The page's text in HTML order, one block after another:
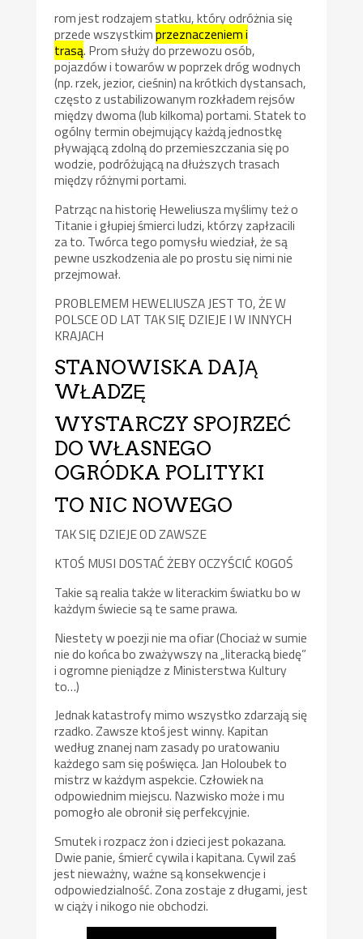
rom jest rodzajem statku, który odróżnia się
przede wszystkimprzeznaczeniem i
trasą. Prom służy do przewozu osób,
pojazdów i towarów w poprzek dróg wodnych
(np. rzek, jezior, cieśnin) na krótkich dystansach,
często z ustabilizowanym rozkładem rejsów
między dwoma (lub kilkoma) portami. Statek to
ogólny termin obejmujący każdą jednostkę
pływającą zdolną do przemieszczania się po
wodzie, podróżującą na dłuższych trasach
między różnymi portami.
Patrząc na historię Heweliusza myślimy też o
Titanie i głupiej śmierci ludzi, którzy zapłzacili
za to. Twórca tego pomysłu wiedział, że są
pewne uszkodzenia ale po prostu się nimi nie
przejmował.
PROBLEMEM HEWELIUSZA JEST TO, ŻE W
POLSCE OD LAT TAK SIĘ DZIEJE I W INNYCH
KRAJACH
STANOWISKA DAJĄ
WŁADZĘ
WYSTARCZY SPOJRZEĆ
DO WŁASNEGO
OGRÓDKA POLITYKI
TO NIC NOWEGO
TAK SIĘ DZIEJE OD ZAWSZE
KTOŚ MUSI DOSTAĆ ŻEBY OCZYŚCIĆ KOGOŚ
Takie są realia także w literackim światku bo w
każdym świecie są te same prawa.
Niestety w poezji nie ma ofiar (Chociaż w sumie
nie do końca bo zważywszy na „literacką biedę”
i ogromne pieniądze z Ministerstwa Kultury
to…)
Jednak katastrofy mimo wszystko zdarzają się
rzadko. Zawsze ktoś jest winny. Kapitan
według znanej nam zasady po uratowaniu
każdego sam się poświęca. Jan Holoubek to
mistrz w każdym aspekcie. Człowiek na
odpowiednim miejscu. Nazwisko może i mu
pomogło ale obronił się perfekcyjnie.
Smutek i rozpacz żon i dzieci jest pokazana.
Dwie panie, śmierć cywila i kapitana. Cywil zaś
jest nieważny, ważne są konsekwencje i
odpowiedzialność. Zona zostaje z długami, jest
w ciąży i nikogo nie obchodzi.